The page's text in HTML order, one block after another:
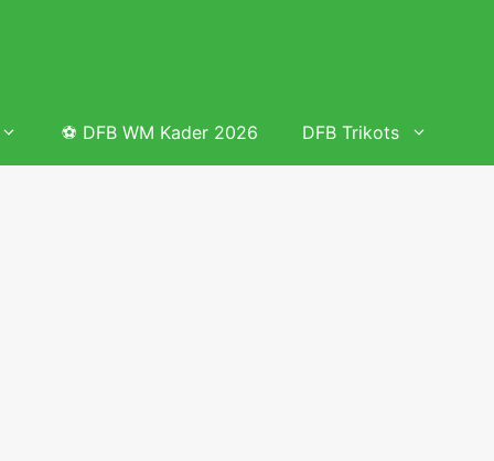
⚽ DFB WM Kader 2026 DFB Trikots